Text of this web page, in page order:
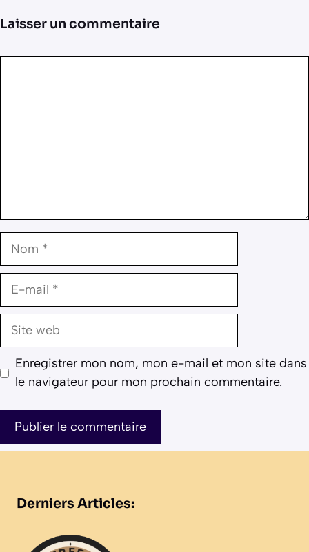
Laisser un commentaire
Nom
E-
Site
Enregistrer mon nom, mon e-mail et mon site dans
le navigateur pour mon prochain commentaire.
Derniers Articles: